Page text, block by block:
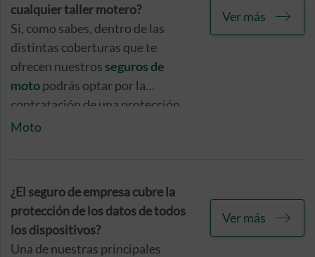
cualquier taller motero?
Si, como sabes, dentro de las
distintas coberturas que te
ofrecen nuestrosseguros de
motopodrás optar por la
contratación de una protección
específica para hacer frente a los
Moto
Ver más
¿El seguro de empresa cubre la
protección de los datos de todos
los dispositivos?
Una de nuestras principales
Ver más